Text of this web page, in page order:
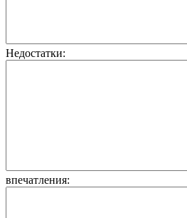
Недостатки:
впечатления: